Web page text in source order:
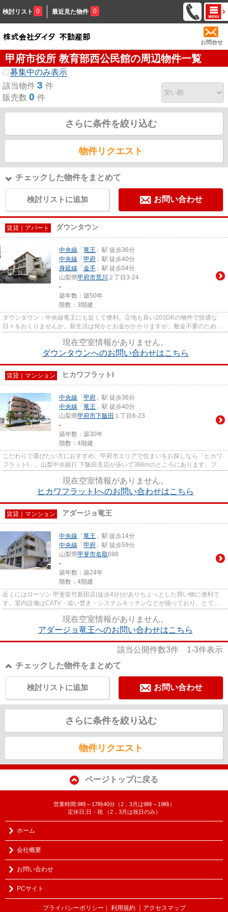
検討リスト 0 最近見た物件 0
お問合せ
甲府市役所 教育部西公民館の周辺物件一覧
募集中のみ表示
該当物件 3 件
販売数 0 件
さらに条件を絞り込む
物件リクエスト
チェックした物件をまとめて
検討リストに追加 お問い合わせ
賃貸｜アパート ダウンタウン
中央線 「 竜王 」駅 徒歩36分
中央線 「 甲府 」駅 徒歩40分
身延線 「 金手 」駅 徒歩54分
山梨県甲府市荒川 ２丁目3-24
-
築年数：築50年
階数：3階建
ダウンタウン：中央線竜王にも近くて便利。立地も良い203DKの物件で快適な
日々をおくりませんか。新生活は何かとお金がかかりますが、敷金不要のためコ
現在空室情報がありません。
ダウンタウンへのお問い合わせはこちら
賃貸｜マンション ヒカワフラットI
中央線 「 甲府 」駅 徒歩36分
中央線 「 竜王 」駅 徒歩40分
山梨県甲府市下飯田 １丁目6-23
-
築年数：築30年
階数：4階建
こだわりで選びたい方におすすめ。甲府市エリアで住まいをお探しなら「ヒカワ
フラットI」。山梨中央銀行 下飯田支店が歩いて366mのところにあります。フロ
現在空室情報がありません。
ヒカワフラットIへのお問い合わせはこちら
賃貸｜マンション アダージョ竜王
中央線 「 竜王 」駅 徒歩14分
中央線 「 甲府 」駅 徒歩59分
山梨県甲斐市名取698
-
築年数：築24年
階数：4階建
近くにはローソン 甲斐富竹新田店(徒歩4分)がありちょっとした買い物に便利で
す。室内設備はCATV・追い焚き・システムキッチンなどが揃っており、とても
現在空室情報がありません。
アダージョ竜王へのお問い合わせはこちら
該当公開件数3件 1-3件表示
チェックした物件をまとめて
お問い合わせ
検討リストに追加
さらに条件を絞り込む
物件リクエスト
ページトップに戻る
営業時間:9時～17時40分（2，3月は9時～19時）
定休日:日・祝 （2，3月は祝日のみ）
ホーム
会社概要
お問い合わせ
PCサイト
プライバシーポリシー ｜ 利用規約 ｜アクセスマップ